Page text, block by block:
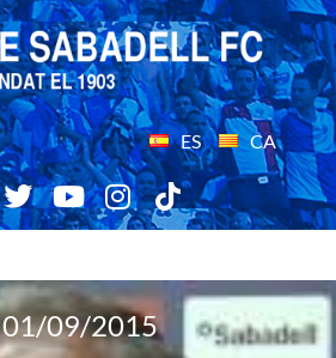
ES CA
01/09/2015